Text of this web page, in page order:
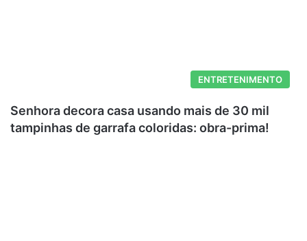
ENTRETENIMENTO
Senhora decora casa usando mais de 30 mil
tampinhas de garrafa coloridas: obra-prima!